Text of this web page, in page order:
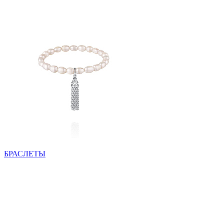
БРАСЛЕТЫ